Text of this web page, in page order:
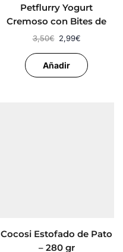
Petflurry Yogurt
Cremoso con Bites de
Pato – Helado Perros
3,50€ 2,99€
Añadir
Cocosi Estofado de Pato
– 280 gr